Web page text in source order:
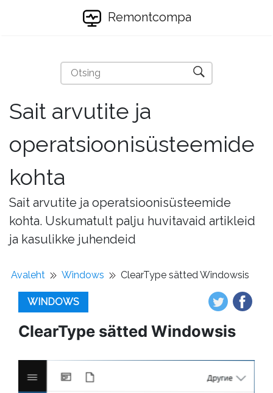
Remontcompa
Sait arvutite ja
operatsioonisüsteemide
kohta
Sait arvutite ja operatsioonisüsteemide
kohta. Uskumatult palju huvitavaid artikleid
ja kasulikke juhendeid
Avaleht Windows ClearType sätted Windowsis
WINDOWS
ClearType sätted Windowsis